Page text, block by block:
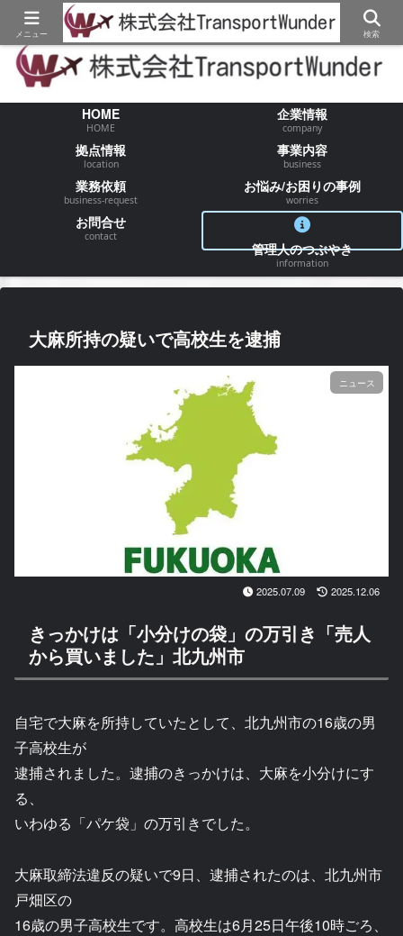
【物流/運送/配送】でお困りの事が御座いましたらお気軽にご相談ください
HOME
HOME
企業情報
company
拠点情報
location
事業内容
business
業務依頼
business-request
お悩み/お困りの事例
worries
お問合せ
contact
管理人のつぶやき
information
大麻所持の疑いで高校生を逮捕
ニュース
2025.07.09 2025.12.06
きっかけは「小分けの袋」の万引き「売人
から買いました」北九州市
自宅で大麻を所持していたとして、北九州市の16歳の男
子高校生が
逮捕されました。逮捕のきっかけは、大麻を小分けにす
る、
いわゆる「パケ袋」の万引きでした。
大麻取締法違反の疑いで9日、逮捕されたのは、北九州市
戸畑区の
16歳の男子高校生です。高校生は6月25日午後10時ごろ、
メニュー 検索